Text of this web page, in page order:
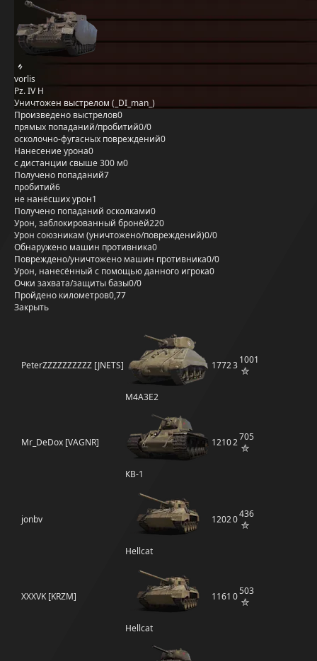
vorlis
Pz. IV H
Уничтожен выстрелом (_DI_man_)
Произведено выстрелов0
прямых попаданий/пробитий0/0
осколочно-фугасных повреждений0
Нанесение урона0
с дистанции свыше 300 м0
Получено попаданий7
пробитий6
не нанёсших урон1
Получено попаданий осколками0
Урон, заблокированный бронёй220
Урон союзникам (уничтожено/повреждений)0/0
Обнаружено машин противника0
Повреждено/уничтожено машин противника0/0
Урон, нанесённый с помощью данного игрока0
Очки захвата/защиты базы0/0
Пройдено километров0,77
Закрыть
PeterZZZZZZZZZZ [JNETS]
M4A3E2
177231001
Mr_DeDox [VAGNR]
КВ-1
12102705
jonbv
Hellcat
12020436
XXXVK [KRZM]
Hellcat
1161 0503